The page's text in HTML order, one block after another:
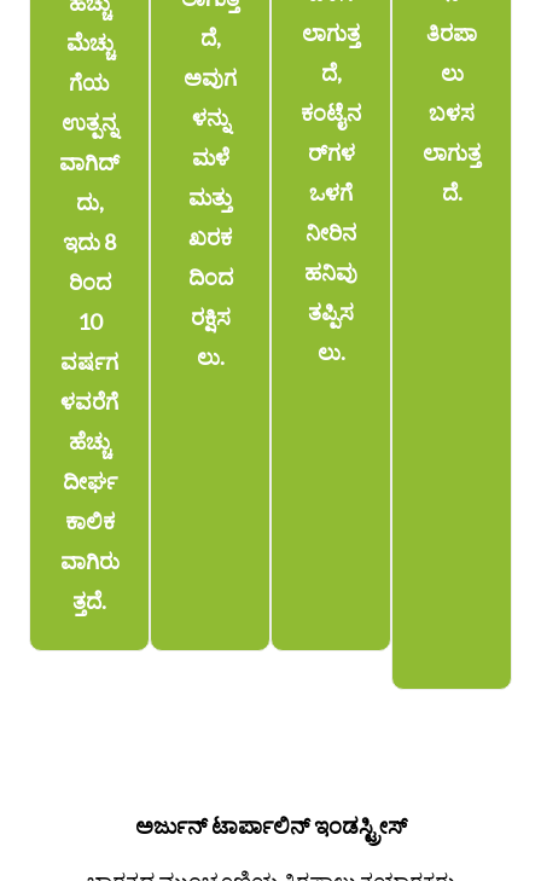
ಮೆಚ್ಚು
ಗೆಯ
ಉತ್ಪನ್ನ
ವಾಗಿದ್
ದು,
ಇದು 8
ರಿಂದ
10
ವರ್ಷಗ
ಳವರೆಗೆ
ಹೆಚ್ಚು
ದೀರ್ಘ
ಕಾಲಿಕ
ವಾಗಿರು
ತ್ತದೆ.
ದೆ,
ಅವುಗ
ಳನ್ನು
ಮಳೆ
ಮತ್ತು
ಖರಕ
ದಿಂದ
ರಕ್ಷಿಸ
ಲು.
ಲಾಗುತ್ತ
ದೆ,
ಕಂಟೈನ
ರ್‌ಗಳ
ಒಳಗೆ
ನೀರಿನ
ಹನಿವು
ತಪ್ಪಿಸ
ಲು.
ತಿರಪಾ
ಲು
ಬಳಸ
ಲಾಗುತ್ತ
ದೆ.
ಅರ್ಜುನ್ ಟಾರ್ಪಾಲಿನ್ ಇಂಡಸ್ಟ್ರೀಸ್